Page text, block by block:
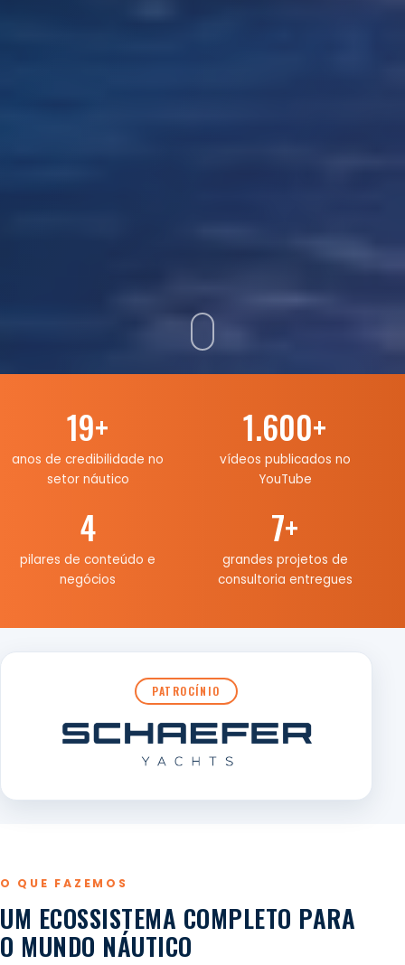
19+
anos de credibilidade no
setor náutico
1.600+
vídeos publicados no
YouTube
4
pilares de conteúdo e
negócios
7+
grandes projetos de
consultoria entregues
PATROCÍNIO
O QUE FAZEMOS
UM ECOSSISTEMA COMPLETO PARA
O MUNDO NÁUTICO